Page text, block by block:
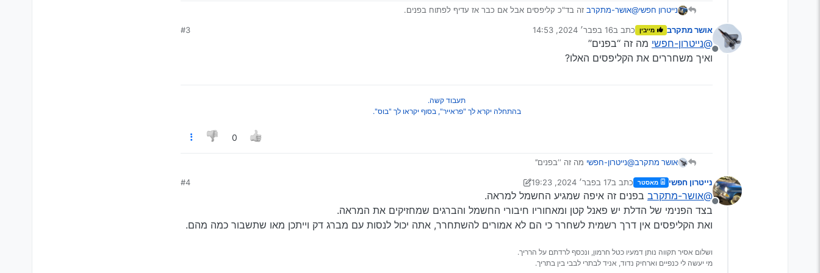
נייטרון חפשי@אושר-מתקרב זה בד"כ קליפסים אבל אם כבר אז עדיף לפתוח בפנים.
מנותק
אושר מתקרב מייבין כתב ב16 בפבר׳ 2024, 14:53
נערך לאחרונה על ידי
#3
@נייטרון-חפשי מה זה ‘‘בפנים’’
ואיך משחררים את הקליפסים האלו?
תעבוד קשה.
בהתחלה יקרא לך "פראייר", בסוף יקראו לך "בוס".
0
אושר מתקרב@נייטרון-חפשי מה זה ‘‘בפנים’’
מנותק
נייטרון חפשי מאסטר כתב ב17 בפבר׳ 2024, 19:23
נערך לאחרונה על ידי נייטרון חפשי
#4
@אושר-מתקרב בפנים זה איפה שמגיע החשמל למראה.
בצד הפנימי של הדלת יש פאנל קטן ומאחוריו חיבורי החשמל והברגים שמחזיקים את המראה.
ואת הקליפסים אין דרך רשמית לשחרר כי הם לא אמורים להשתחרר, אתה יכול לנסות עם מברג דק וייתכן מאו שתשבור כמה מהם.
ושלום אסיר תקווה נותן דמעיו כטל חרמון, ונכסף לרדתם על הרריך.
מי יעשה לי כנפיים וארחיק נדוד, אניד לבתרי לבבי בין בתריך.